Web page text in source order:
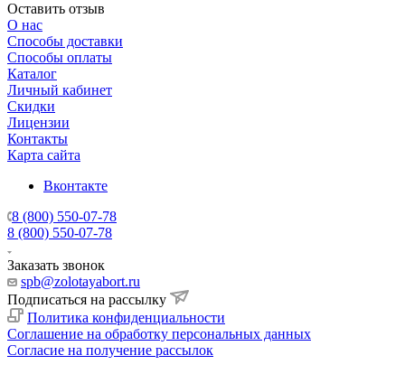
Оставить отзыв
О нас
Способы доставки
Способы оплаты
Каталог
Личный кабинет
Скидки
Лицензии
Контакты
Карта сайта
Вконтакте
8 (800) 550-07-78
8 (800) 550-07-78
Заказать звонок
spb@zolotayabort.ru
Подписаться на рассылку
Политика конфиденциальности
Соглашение на обработку персональных данных
Согласие на получение рассылок